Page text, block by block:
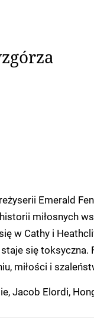
Emerald
miłosnych
w Cathy i
się toksyczna.
miłości i
Jacob Elordi,